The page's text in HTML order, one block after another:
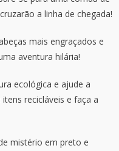
a linha de chegada!
mais engraçados e
aventura hilária!
ecológica e ajude a
recicláveis e faça a
mistério em preto e